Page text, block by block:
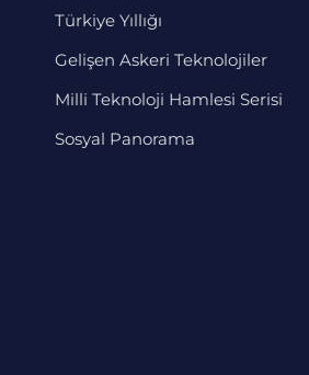
Türkiye Yıllığı
Gelişen Askeri Teknolojiler
Milli Teknoloji Hamlesi Serisi
Sosyal Panorama